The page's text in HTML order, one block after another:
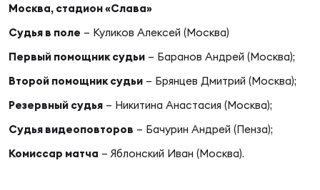
Москва, стадион «Слава»
Судья в поле – Куликов Алексей (Москва)
Первый помощник судьи – Баранов Андрей (Москва);
Второй помощник судьи – Брянцев Дмитрий (Москва);
Резервный судья – Никитина Анастасия (Москва);
Судья видеоповторов – Бачурин Андрей (Пенза);
Комиссар матча – Яблонский Иван (Москва).